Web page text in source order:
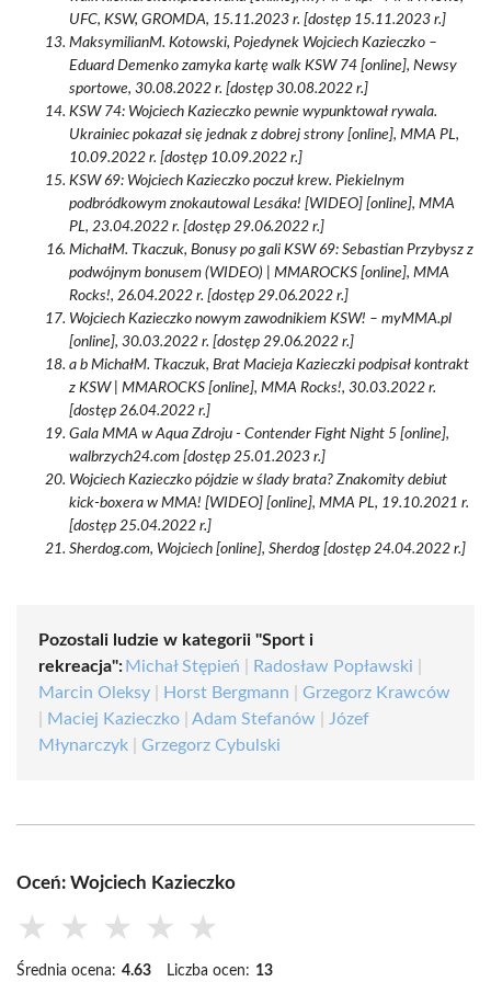
UFC, KSW, GROMDA, 15.11.2023 r. [dostęp 15.11.2023 r.]
MaksymilianM. Kotowski, Pojedynek Wojciech Kazieczko –
Eduard Demenko zamyka kartę walk KSW 74 [online], Newsy
sportowe, 30.08.2022 r. [dostęp 30.08.2022 r.]
KSW 74: Wojciech Kazieczko pewnie wypunktował rywala.
Ukrainiec pokazał się jednak z dobrej strony [online], MMA PL,
10.09.2022 r. [dostęp 10.09.2022 r.]
KSW 69: Wojciech Kazieczko poczuł krew. Piekielnym
podbródkowym znokautowal Lesáka! [WIDEO] [online], MMA
PL, 23.04.2022 r. [dostęp 29.06.2022 r.]
MichałM. Tkaczuk, Bonusy po gali KSW 69: Sebastian Przybysz z
podwójnym bonusem (WIDEO) | MMAROCKS [online], MMA
Rocks!, 26.04.2022 r. [dostęp 29.06.2022 r.]
Wojciech Kazieczko nowym zawodnikiem KSW! – myMMA.pl
[online], 30.03.2022 r. [dostęp 29.06.2022 r.]
a b MichałM. Tkaczuk, Brat Macieja Kazieczki podpisał kontrakt
z KSW | MMAROCKS [online], MMA Rocks!, 30.03.2022 r.
[dostęp 26.04.2022 r.]
Gala MMA w Aqua Zdroju - Contender Fight Night 5 [online],
walbrzych24.com [dostęp 25.01.2023 r.]
Wojciech Kazieczko pójdzie w ślady brata? Znakomity debiut
kick-boxera w MMA! [WIDEO] [online], MMA PL, 19.10.2021 r.
[dostęp 25.04.2022 r.]
Sherdog.com, Wojciech [online], Sherdog [dostęp 24.04.2022 r.]
Pozostali ludzie w kategorii "Sport i
rekreacja": Michał Stępień Radosław Popławski
Marcin Oleksy
Horst Bergmann
Grzegorz Krawców
Maciej Kazieczko Adam Stefanów
Józef
Młynarczyk
Grzegorz Cybulski
Oceń: Wojciech Kazieczko
★ ★ ★ ★ ★
Średnia ocena: 4.63 Liczba ocen: 13